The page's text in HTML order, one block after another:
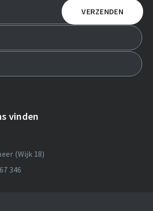
vinden
(Wijk 18)
346